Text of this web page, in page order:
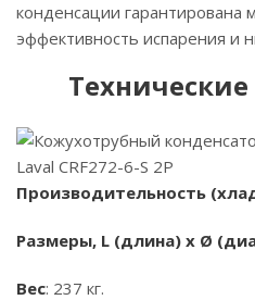
конденсации гарантирована
эффективность испарения и
Производительность
Размеры, L (длина) x Ø
Вес: 237 кг.